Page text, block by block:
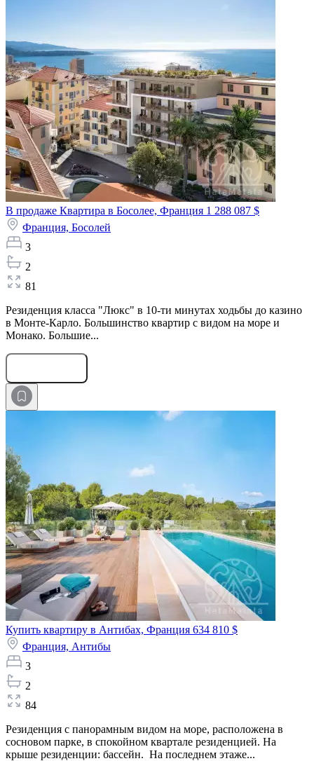
В продаже Квартира в Босолее, Франция 1 288 087 $
Франция, Босолей
3
2
81
Резиденция класса "Люкс" в 10-ти минутах ходьбы до казино
в Монте-Карло. Большинство квартир с видом на море и
Монако. Большие...
Купить квартиру в Антибах, Франция 634 810 $
Франция, Антибы
3
2
84
Резиденция с панорамным видом на море, расположена в
сосновом парке, в спокойном квартале резиденцией. На
крыше резиденции: бассейн. На последнем этаже...